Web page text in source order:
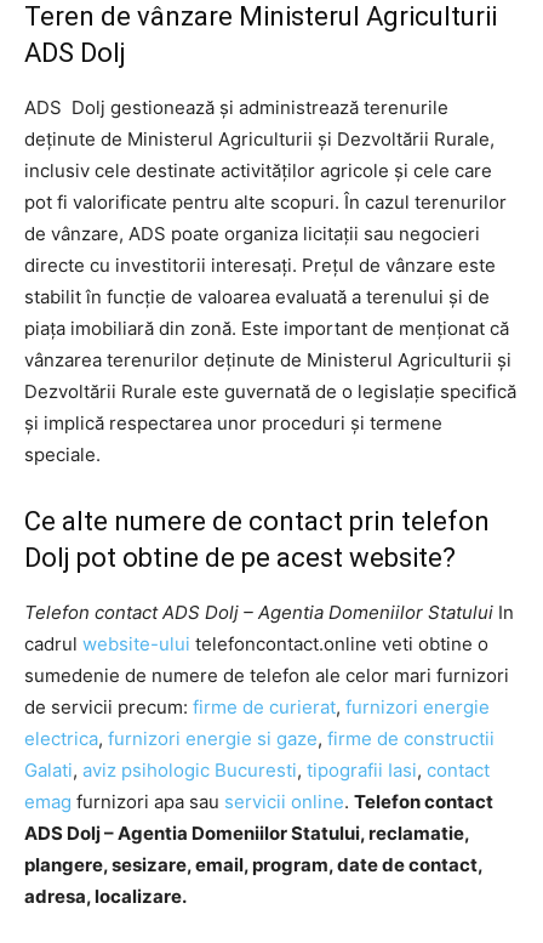
Teren de vânzare Ministerul Agriculturii
ADS Dolj
ADS Dolj gestionează şi administrează terenurile
deţinute de Ministerul Agriculturii şi Dezvoltării Rurale,
inclusiv cele destinate activităţilor agricole şi cele care
pot fi valorificate pentru alte scopuri. În cazul terenurilor
de vânzare, ADS poate organiza licitaţii sau negocieri
directe cu investitorii interesaţi. Preţul de vânzare este
stabilit în funcţie de valoarea evaluată a terenului şi de
piaţa imobiliară din zonă. Este important de menţionat că
vânzarea terenurilor deţinute de Ministerul Agriculturii şi
Dezvoltării Rurale este guvernată de o legislaţie specifică
şi implică respectarea unor proceduri şi termene
speciale.
Ce alte numere de contact prin telefon
Dolj pot obtine de pe acest website?
Telefon contact ADS Dolj – Agentia Domeniilor Statului In
cadrul website-ului telefoncontact.online veti obtine o
sumedenie de numere de telefon ale celor mari furnizori
de servicii precum: firme de curierat, furnizori energie
electrica, furnizori energie si gaze, firme de constructii
Galati, aviz psihologic Bucuresti, tipografii Iasi, contact
emag furnizori apa sau servicii online. Telefon contact
ADS Dolj – Agentia Domeniilor Statului, reclamatie,
plangere, sesizare, email, program, date de contact,
adresa, localizare.